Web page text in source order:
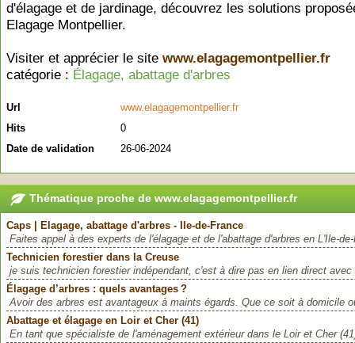
d'élagage et de jardinage, découvrez les solutions
Elagage Montpellier.
Visiter et apprécier le site www.elagagemontpellier.fr
catégorie : Élagage, abattage d'arbres
Url
www.elagagemontpellier.fr
Hits
0
Date de validation
26-06-2024
Thématique proche de www.elagagemontpellier.fr
Caps | Elagage, abattage d'arbres - Ile-de-France
Faites appel à des experts de l'élagage et de l'abattage d'arbres en L'Ile-
Technicien forestier dans la Creuse
je suis technicien forestier indépendant, c'est à dire pas en lien direct
Élagage d’arbres : quels avantages ?
Avoir des arbres est avantageux à maints égards. Que ce soit à domicile
Abattage et élagage en Loir et Cher (41)
En tant que spécialiste de l'aménagement extérieur dans le Loir et Cher